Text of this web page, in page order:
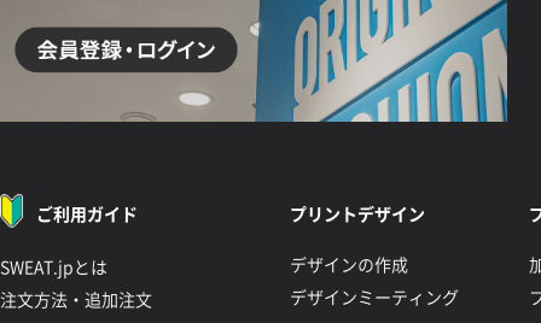
ご利用ガイド
SWEAT.jpとは
注文方法・追加注文
プリントデザイン
デザインの作成
デザインミーティング